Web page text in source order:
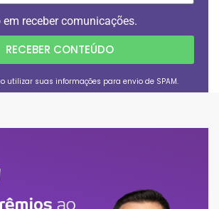
em receber comunicações.
RECEBER CONTEÚDO
utilizar suas informações para envio de SPAM.